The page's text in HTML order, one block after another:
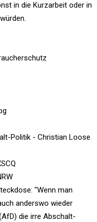
in die Kurzarbeit oder in
Politik - Christian Loose
"Wenn man
anderswo wieder
die irre Abschalt-